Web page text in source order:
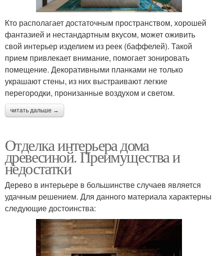
Кто располагает достаточным пространством, хорошей
фантазией и нестандартным вкусом, может оживить
свой интерьер изделием из реек (баффелей). Такой
прием привлекает внимание, помогает зонировать
помещение. Декоративными планками не только
украшают стены, из них выстраивают легкие
перегородки, пронизанные воздухом и светом.
читать дальше →
Отделка интерьера дома
древесиной. Преимущества и
недостатки
Дерево в интерьере в большинстве случаев является
удачным решением. Для данного материала характерны
следующие достоинства: